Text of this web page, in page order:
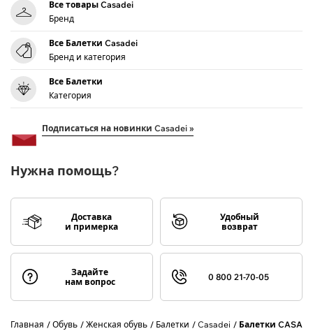
Все товары Casadei
Бренд
Все Балетки Casadei
Бренд и категория
Все Балетки
Категория
Подписаться на новинки Casadei »
Нужна помощь?
Доставка
и примерка
Удобный
возврат
Задайте
нам вопрос
0 800 21-70-05
Главная Обувь Женская обувь Балетки Casadei Балетки